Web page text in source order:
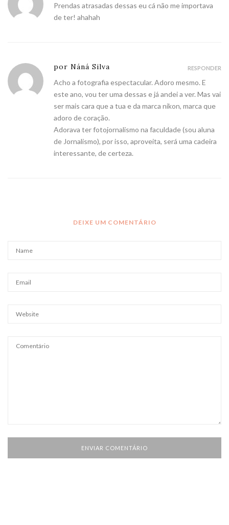
Prendas atrasadas dessas eu cá não me importava
de ter! ahahah
por Náná Silva
Acho a fotografia espectacular. Adoro mesmo. E
este ano, vou ter uma dessas e já andei a ver. Mas vai
ser mais cara que a tua e da marca nikon, marca que
adoro de coração.
Adorava ter fotojornalismo na faculdade (sou aluna
de Jornalismo), por isso, aproveita, será uma cadeira
interessante, de certeza.
RESPONDER
DEIXE UM COMENTÁRIO